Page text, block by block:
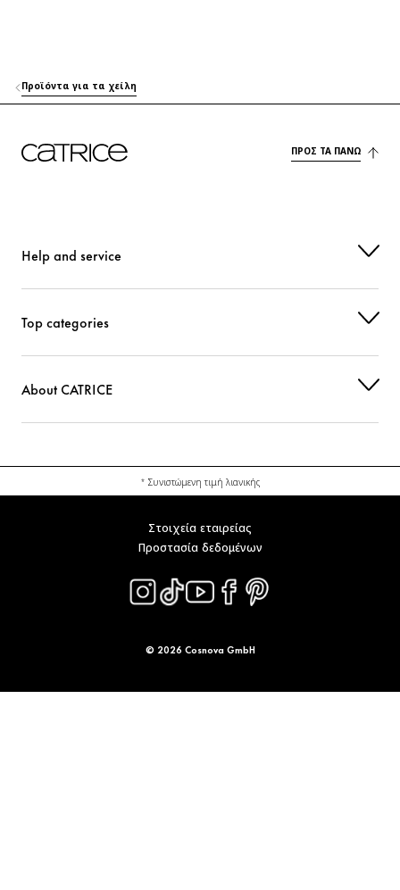
Προϊόντα για τα χείλη
ΠΡΟΣ ΤΑ ΠΆΝΩ
Help and service
Top categories
About CATRICE
* Συνιστώμενη τιμή λιανικής
Στοιχεία εταιρείας
Προστασία δεδομένων
© 2026 Cosnova GmbH